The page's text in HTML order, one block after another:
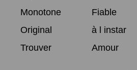
Monotone
Fiable
Original
à l instar
Trouver
Amour